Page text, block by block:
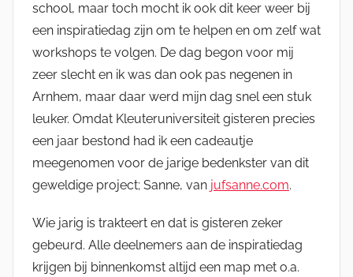
school, maar toch mocht ik ook dit keer weer bij
een inspiratiedag zijn om te helpen en om zelf wat
workshops te volgen. De dag begon voor mij
zeer slecht en ik was dan ook pas negenen in
Arnhem, maar daar werd mijn dag snel een stuk
leuker. Omdat Kleuteruniversiteit gisteren precies
een jaar bestond had ik een cadeautje
meegenomen voor de jarige bedenkster van dit
geweldige project; Sanne, van jufsanne.com.
Wie jarig is trakteert en dat is gisteren zeker
gebeurd. Alle deelnemers aan de inspiratiedag
krijgen bij binnenkomst altijd een map met o.a.